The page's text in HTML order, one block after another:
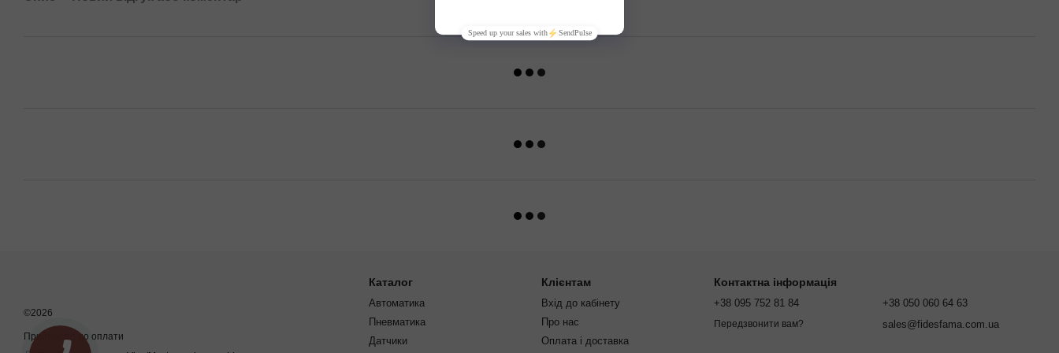
©2026
Приймаємо до оплати
Каталог
Автоматика
Пневматика
Датчики
Клієнтам
Вхід до кабінету
Про нас
Оплата і доставка
Контактна інформація
+38 095 752 81 84
Передзвонити вам?
+38 050 060 64 63
sales@fidesfama.com.ua